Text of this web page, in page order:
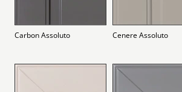
Carbon Assoluto Cenere Assoluto